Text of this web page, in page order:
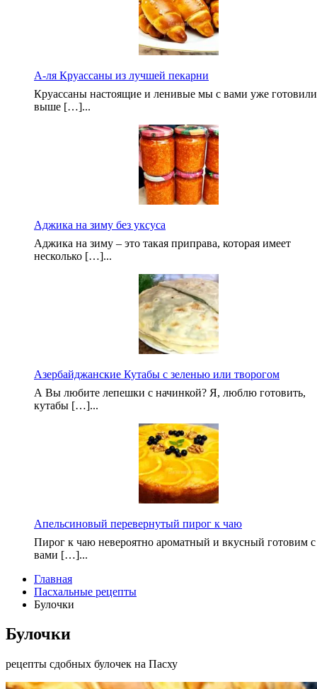
А-ля Круассаны из лучшей пекарни
Круассаны настоящие и ленивые мы с вами уже
выше […]...
Аджика на зиму без уксуса
Аджика на зиму – это такая приправа, которая имеет
несколько […]...
Азербайджанские Кутабы с зеленью или творогом
А Вы любите лепешки с начинкой? Я, люблю готовить,
кутабы […]...
Апельсиновый перевернутый пирог к чаю
Пирог к чаю невероятно ароматный и вкусный готовим с
вами […]...
Главная
Пасхальные рецепты
Булочки
Булочки
рецепты сдобных булочек на Пасху